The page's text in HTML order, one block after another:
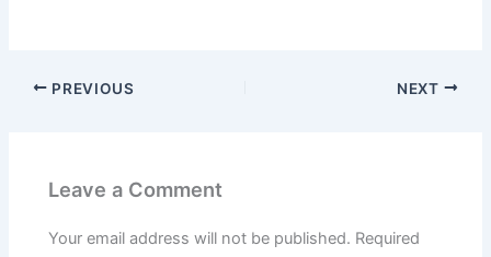
PREVIOUS NEXT
Leave a Comment
Your email address will not be published. Required